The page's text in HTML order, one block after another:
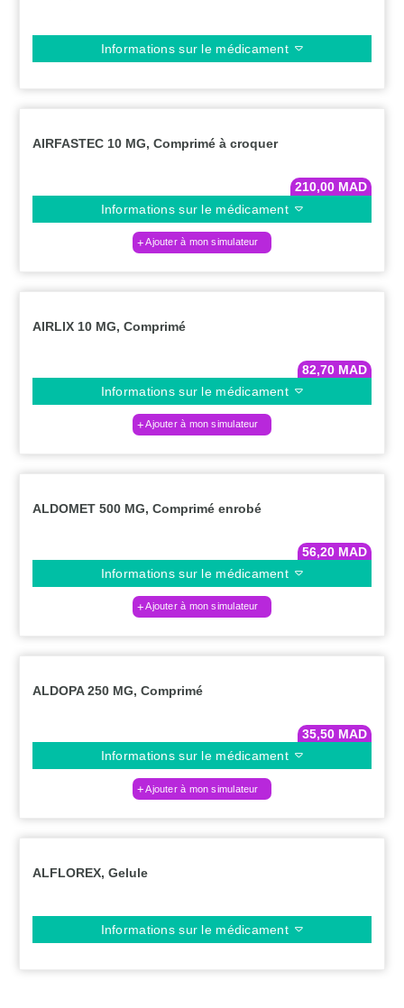
Informations sur le médicament
AIRFASTEC 10 MG, Comprimé à croquer
210,00 MAD
Informations sur le médicament
Ajouter à mon simulateur
AIRLIX 10 MG, Comprimé
82,70 MAD
Informations sur le médicament
Ajouter à mon simulateur
ALDOMET 500 MG, Comprimé enrobé
56,20 MAD
Informations sur le médicament
Ajouter à mon simulateur
ALDOPA 250 MG, Comprimé
35,50 MAD
Informations sur le médicament
Ajouter à mon simulateur
ALFLOREX, Gelule
Informations sur le médicament